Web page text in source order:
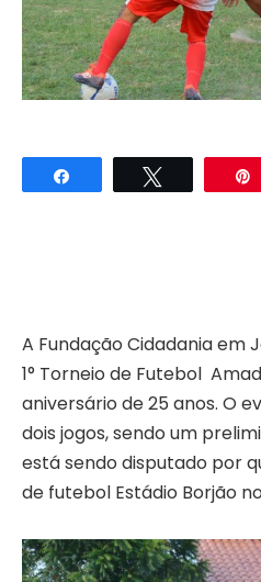
Compartilhar
A Fundação Cidadania em
1° Torneio de Futebol
aniversário de 25 anos. O
dois jogos, sendo um
está sendo disputado por
de futebol Estádio Borjão